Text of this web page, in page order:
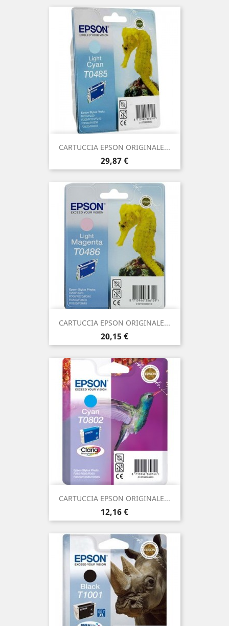
CARTUCCIA EPSON ORIGINALE...
Prezzo
29,87 €
CARTUCCIA EPSON ORIGINALE...
Prezzo
20,15 €
CARTUCCIA EPSON ORIGINALE...
Prezzo
12,16 €